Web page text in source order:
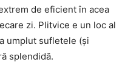
de eficient în acea
zi. Plitvice e un loc al
umplut sufletele (și
splendidă.